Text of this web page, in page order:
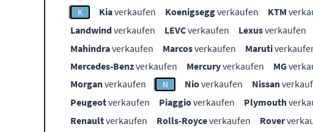
K Kiaverkaufen Koenigseggverkaufen KTM
Landwindverkaufen LEVCverkaufen Lexusverkaufen
Mahindraverkaufen Marcosverkaufen Maruti
Mercedes-Benzverkaufen Mercuryverkaufen MG
Morganverkaufen N Nioverkaufen Nissan
Peugeotverkaufen Piaggioverkaufen Plymouth
Renaultverkaufen Rolls-Royceverkaufen Rover